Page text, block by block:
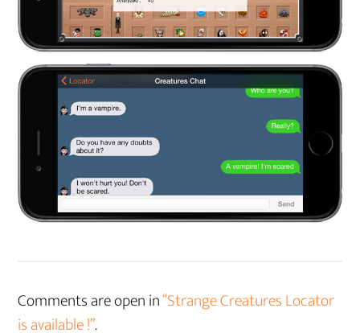
Comments are open in“Strange Creatures Locator
is available !”.